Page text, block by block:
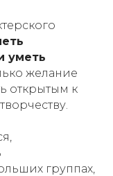
уметь
желание
открытым к
группах,